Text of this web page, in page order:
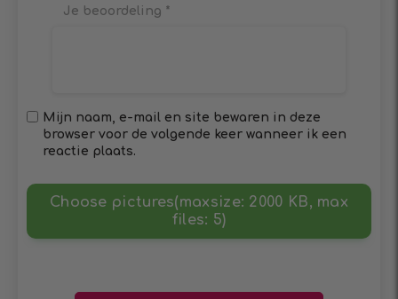
Je beoordeling *
Choose pictures(maxsize: 2000 KB, max
files: 5)
Mijn naam, e-mail en site bewaren in deze
browser voor de volgende keer wanneer ik een
reactie plaats.